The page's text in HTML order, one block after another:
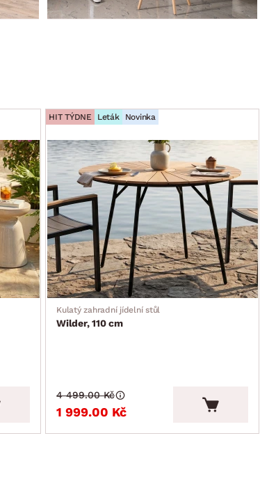
HIT TÝDNE Leták Novinka
Kulatý zahradní jídelní stůl
Wilder, 110 cm
1 999.00 Kč
4 499.00 Kč